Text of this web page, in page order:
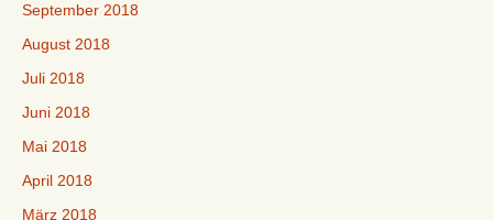
September 2018
August 2018
Juli 2018
Juni 2018
Mai 2018
April 2018
März 2018